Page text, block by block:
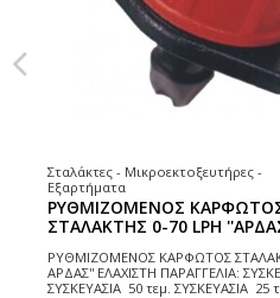
Σταλάκτες - Μικροεκτοξευτήρες -
Εξαρτήματα
ΡΥΘΜΙΖΟΜΕΝΟΣ
ΣΤΑΛΑΚΤΗΣ 0-70 LPH
ΡΥΘΜΙΖΟΜΕΝΟΣ ΚΑΡΦΩΤΟΣ
ΑΡΔΑΣ'' ΕΛΑΧΙΣΤΗ ΠΑΡΑΓΓΕΛΙΑ:
ΣΥΣΚΕΥΑΣΙΑ 50 τεμ. ΣΥΣΚΕΥΑΣΙΑ 25